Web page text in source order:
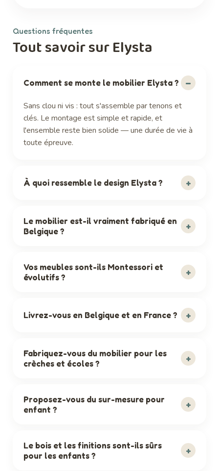
Questions fréquentes
Tout savoir sur Elysta
Comment se monte le mobilier Elysta ? –
Sans clou ni vis : tout s'assemble par tenons et
clés. Le montage est simple et rapide, et
l'ensemble reste bien solide — une durée de vie à
toute épreuve.
À quoi ressemble le design Elysta ? +
Le mobilier est-il vraiment fabriqué en
Belgique ?
+
Vos meubles sont-ils Montessori et
évolutifs ?
+
Livrez-vous en Belgique et en France ? +
Fabriquez-vous du mobilier pour les
crèches et écoles ?
+
Proposez-vous du sur-mesure pour
enfant ?
+
Le bois et les finitions sont-ils sûrs
pour les enfants ?
+